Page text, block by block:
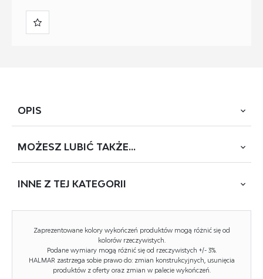
OPIS
System szaf modułowych Formo to świetne rozwiązanie
w aranżacji wnętrza. Dzięki temu, że są one składane
Jednym z największych atutów szaf modułowych jest
możliwość wyboru kolorów frontów i korpusów. Dzięki
temu każdy może stworzyć mebel, który będzie idealnie
Zaprezentowane kolory wykończeń produktów mogą różnić się od
kolorów rzeczywistych.
Podane wymiary mogą różnić się od rzeczywistych +/- 3%.
HALMAR zastrzega sobie prawo do: zmian konstrukcyjnych, usunięcia
produktów z oferty oraz zmian w palecie wykończeń.
MOŻESZ LUBIĆ TAKŻE...
INNE Z TEJ KATEGORII